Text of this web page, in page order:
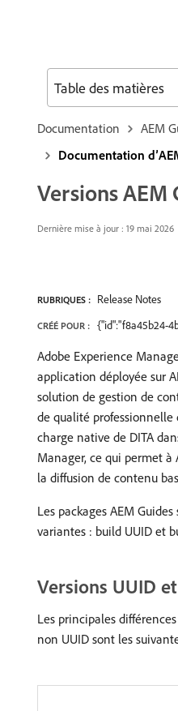
Documentation
AEM
Documentation
Versions AEM
Dernière mise à jour : 19 mai 2026
RUBRIQUES : Release Notes
CRÉÉ POUR : {"id":"f8a45b24-
Adobe Experience
application déployée sur
solution de gestion de
de qualité
charge native de DITA
Manager, ce qui permet
la diffusion de contenu
Les packages AEM
variantes : build UUID et
Versions UUID
Les principales
non UUID sont les
Table des matières